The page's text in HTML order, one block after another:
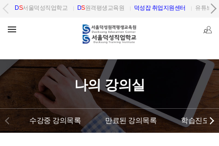
DS서울덕성직업학교 DS원격평생교육원 덕성잡 취업지원센터 유튜브
나의 강의실
수강중 강의목록 만료된 강의목록 학습진도관